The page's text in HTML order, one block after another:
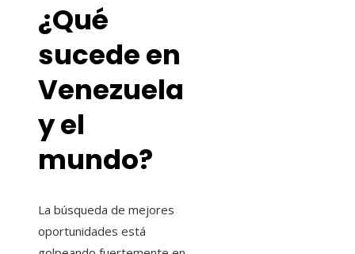
¿Qué
sucede en
Venezuela
y el
mundo?
La búsqueda de mejores
oportunidades está